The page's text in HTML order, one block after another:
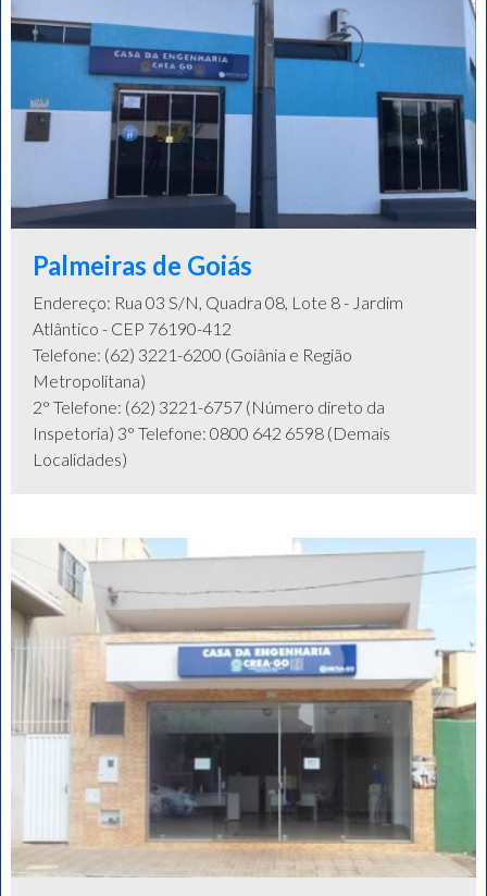
Palmeiras de Goiás
Endereço: Rua 03 S/N, Quadra 08, Lote 8 - Jardim
Atlântico - CEP 76190-412
Telefone: (62) 3221-6200 (Goiânia e Região
Metropolitana)
2° Telefone: (62) 3221-6757 (Número direto da
Inspetoria) 3° Telefone: 0800 642 6598 (Demais
Localidades)